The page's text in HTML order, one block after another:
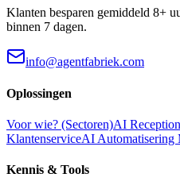
Klanten besparen gemiddeld 8+
binnen 7 dagen.
info@agentfabriek.com
Oplossingen
Voor wie? (Sectoren)AI
KlantenserviceAI Automatisering
Kennis & Tools